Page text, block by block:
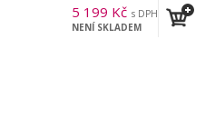
5 199 Kč s DPH
NENÍ SKLADEM